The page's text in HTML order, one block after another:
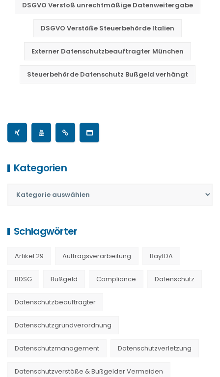
DSGVO Verstoß unrechtmäßige Datenweitergabe
DSGVO Verstöße Steuerbehörde Italien
Externer Datenschutzbeauftragter München
Steuerbehörde Datenschutz Bußgeld verhängt
Kategorien
Schlagwörter
Artikel 29 Auftragsverarbeitung BayLDA
BDSG Bußgeld Compliance Datenschutz
Datenschutzbeauftragter
Datenschutzgrundverordnung
Datenschutzmanagement Datenschutzverletzung
Datenschutzverstöße & Bußgelder Vermeiden